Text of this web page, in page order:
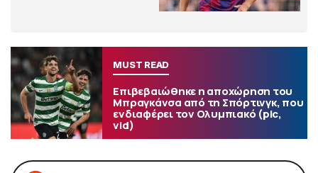
MUST READ
Επιβεβαιώθηκε η αποχώρηση του
Μπραγκάνσα από τη Σπόρτινγκ, που
ενδιαφέρει τον Ολυμπιακό (pic,
vid)